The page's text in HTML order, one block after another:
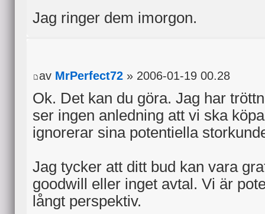
Jag ringer dem imorgon.
av MrPerfect72 » 2006-01-19 00.28
Ok. Det kan du göra. Jag har
ser ingen anledning att vi ska
ignorerar sina potentiella
Jag tycker att ditt bud kan vara
goodwill eller inget avtal. Vi är
långt perspektiv.